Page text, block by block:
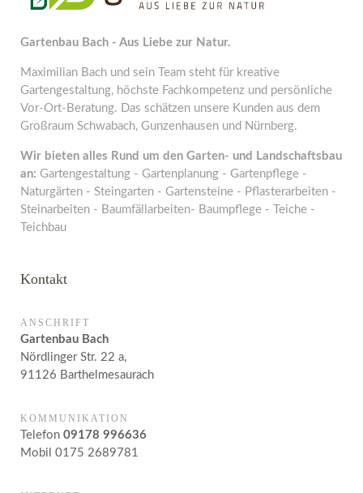
Gartenbau Bach - Aus Liebe zur Natur.
Maximilian Bach und sein Team steht für kreative
Gartengestaltung, höchste Fachkompetenz und persönliche
Vor-Ort-Beratung. Das schätzen unsere Kunden aus dem
Großraum Schwabach, Gunzenhausen und Nürnberg.
Wir bieten alles Rund um den Garten- und Landschaftsbau
an: Gartengestaltung - Gartenplanung - Gartenpflege -
Naturgärten - Steingarten - Gartensteine - Pflasterarbeiten -
Steinarbeiten - Baumfällarbeiten- Baumpflege - Teiche -
Teichbau
Kontakt
ANSCHRIFT
Gartenbau Bach
Nördlinger Str. 22 a,
91126 Barthelmesaurach
KOMMUNIKATION
Telefon 09178 996636
Mobil 0175 2689781